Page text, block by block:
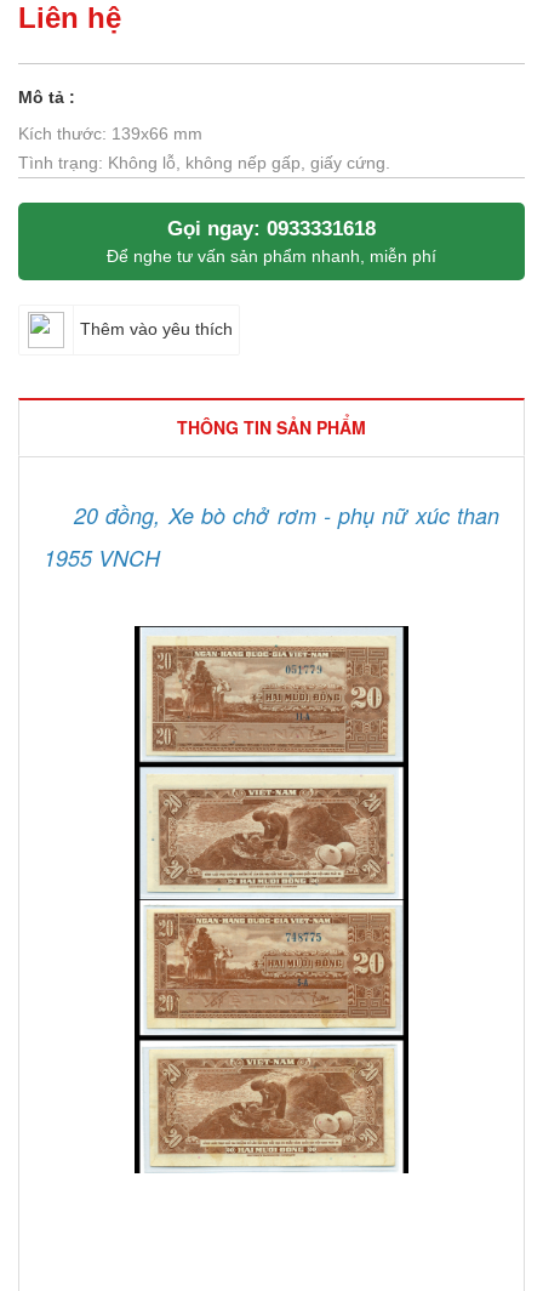
Liên hệ
Mô tả :
Kích thước: 139x66 mm
Tình trạng: Không lỗ, không nếp gấp, giấy cứng.
Gọi ngay: 0933331618
Để nghe tư vấn sản phẩm nhanh, miễn phí
Thêm vào yêu thích
THÔNG TIN SẢN PHẨM
20 đồng, Xe bò chở rơm - phụ nữ xúc than
1955 VNCH